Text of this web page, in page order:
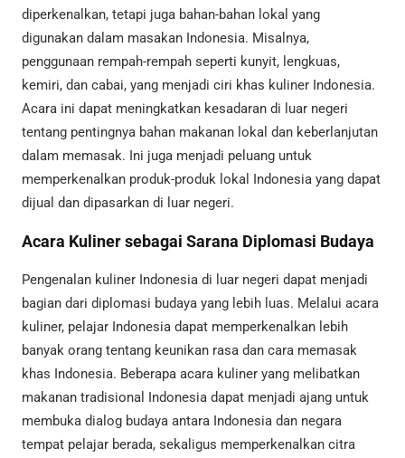
diperkenalkan, tetapi juga bahan-bahan lokal yang
digunakan dalam masakan Indonesia. Misalnya,
penggunaan rempah-rempah seperti kunyit, lengkuas,
kemiri, dan cabai, yang menjadi ciri khas kuliner Indonesia.
Acara ini dapat meningkatkan kesadaran di luar negeri
tentang pentingnya bahan makanan lokal dan keberlanjutan
dalam memasak. Ini juga menjadi peluang untuk
memperkenalkan produk-produk lokal Indonesia yang dapat
dijual dan dipasarkan di luar negeri.
Acara Kuliner sebagai Sarana Diplomasi Budaya
Pengenalan kuliner Indonesia di luar negeri dapat menjadi
bagian dari diplomasi budaya yang lebih luas. Melalui acara
kuliner, pelajar Indonesia dapat memperkenalkan lebih
banyak orang tentang keunikan rasa dan cara memasak
khas Indonesia. Beberapa acara kuliner yang melibatkan
makanan tradisional Indonesia dapat menjadi ajang untuk
membuka dialog budaya antara Indonesia dan negara
tempat pelajar berada, sekaligus memperkenalkan citra